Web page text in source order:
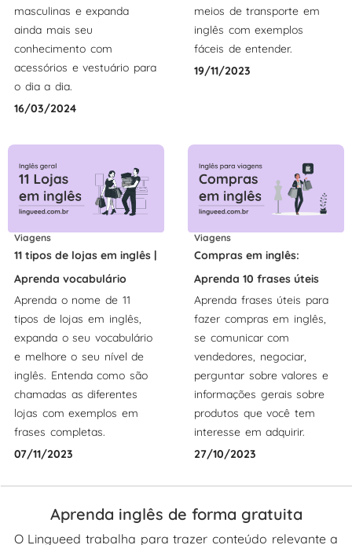
masculinas e expanda
ainda mais seu
conhecimento com
acessórios e vestuário para
o dia a dia.
16/03/2024
meios de transporte em
inglês com exemplos
fáceis de entender.
19/11/2023
Viagens
11 tipos de lojas em inglês |
Aprenda vocabulário
Aprenda o nome de 11
tipos de lojas em inglês,
expanda o seu vocabulário
e melhore o seu nível de
inglês. Entenda como são
chamadas as diferentes
lojas com exemplos em
frases completas.
07/11/2023
Viagens
Compras em inglês:
Aprenda 10 frases úteis
Aprenda frases úteis para
fazer compras em inglês,
se comunicar com
vendedores, negociar,
perguntar sobre valores e
informações gerais sobre
produtos que você tem
interesse em adquirir.
27/10/2023
Aprenda inglês de forma gratuita
O Lingueed trabalha para trazer conteúdo relevante a